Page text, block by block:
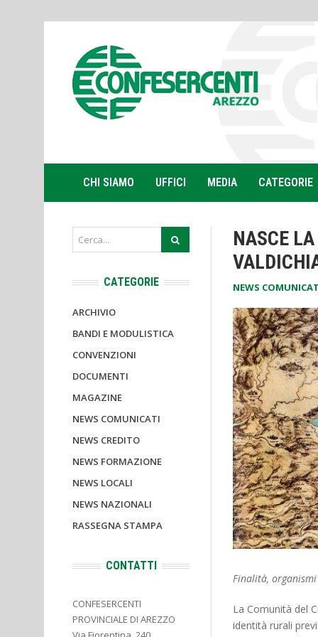
CHI SIAMO UFFICI MEDIA CATEGORIE
NASCE
NEWS
Finalità,
La Comunità del
identità rurali
CATEGORIE
ARCHIVIO
BANDI E MODULISTICA
CONVENZIONI
DOCUMENTI
MAGAZINE
NEWS COMUNICATI
NEWS CREDITO
NEWS FORMAZIONE
NEWS LOCALI
NEWS NAZIONALI
RASSEGNA STAMPA
CONTATTI
CONFESERCENTI
PROVINCIALE DI AREZZO